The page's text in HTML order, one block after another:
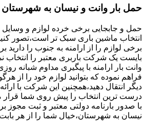
حمل بار وانت و نیسان به شهرستان
حمل و جابجایی برخی خرده لوازم و
انتخاب ماشین باری سبک تر است،تصور
برخی لوازم را از ارامنه به جنوب را دارید
بایست یک شرکت باربری معتبر را انتخاب
وانت بار ارامنه با پیگیری مداوم شبانه
فراهم نموده که بتوانید لوازم خود را از
دیگر انتقال دهید،همچنین این شرکت با
درست ترین انتخاب را پیش روی شما قرار
با صدور بارنامه دولتی معتبر و ثبت مجوز
نیسان به شهرستان،خیال شما را از هر